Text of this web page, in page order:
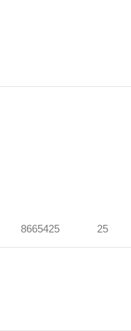
8665425 25